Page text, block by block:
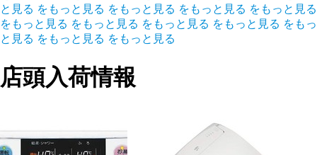
と見る をもっと見る をもっと見る をもっと見る をもっと見る
をもっと見る をもっと見る をもっと見る をもっと見る をもっ
と見る をもっと見る をもっと見る
店頭入荷情報